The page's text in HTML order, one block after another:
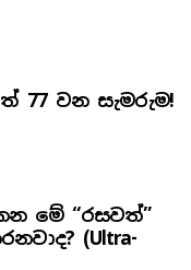
77 වන සැමරුම!
මේ “රසවත්”
(Ultra-